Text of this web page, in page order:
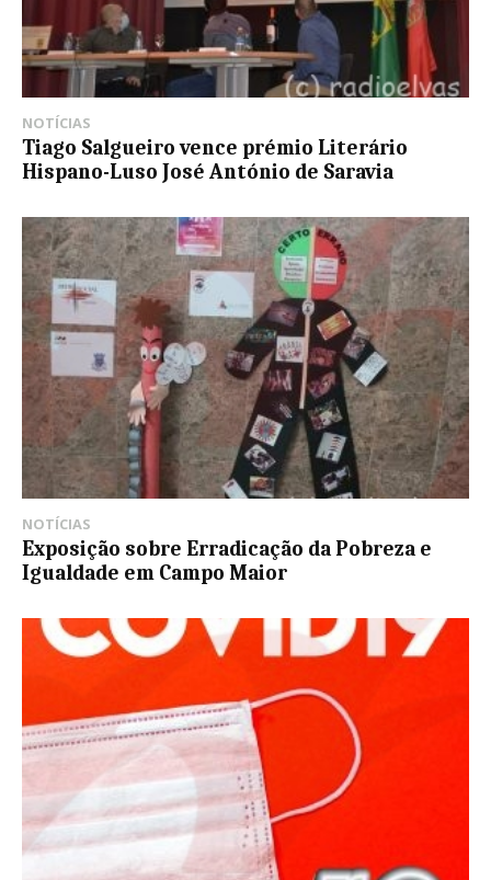
NOTÍCIAS
Tiago Salgueiro vence prémio Literário
Hispano-Luso José António de Saravia
NOTÍCIAS
Exposição sobre Erradicação da Pobreza e
Igualdade em Campo Maior